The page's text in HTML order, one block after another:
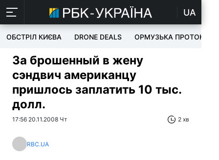
UA
ОБСТРІЛ КИЄВА DRONE DEALS ОРМУЗЬКА ПРОТОКА
За брошенный в жену
сэндвич американцу
пришлось заплатить 10 тыс.
долл.
17:56 20.11.2008 Чт 2 хв
RBC.UA